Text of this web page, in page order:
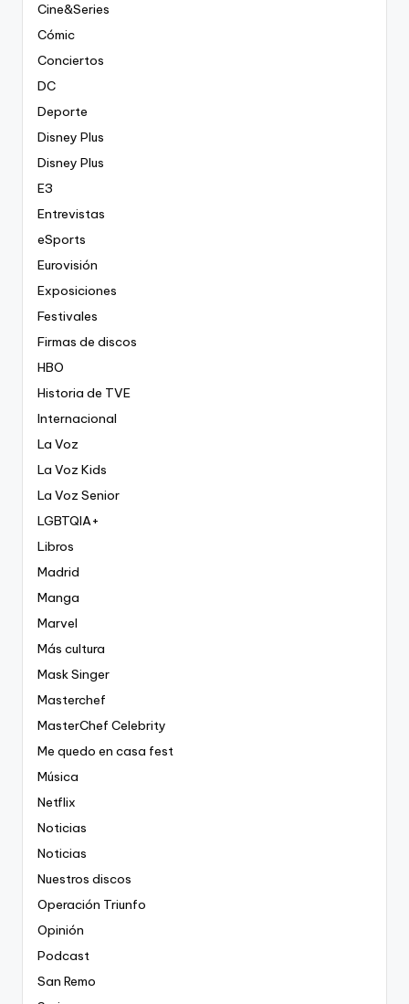
Cine&Series
Cómic
Conciertos
DC
Deporte
Disney Plus
Disney Plus
E3
Entrevistas
eSports
Eurovisión
Exposiciones
Festivales
Firmas de discos
HBO
Historia de TVE
Internacional
La Voz
La Voz Kids
La Voz Senior
LGBTQIA+
Libros
Madrid
Manga
Marvel
Más cultura
Mask Singer
Masterchef
MasterChef Celebrity
Me quedo en casa fest
Música
Netflix
Noticias
Noticias
Nuestros discos
Operación Triunfo
Opinión
Podcast
San Remo